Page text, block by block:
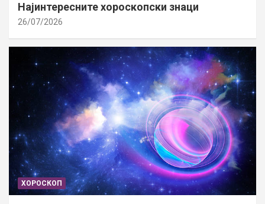
Најинтересните хороскопски знаци
26/07/2026
ХОРОСКОП